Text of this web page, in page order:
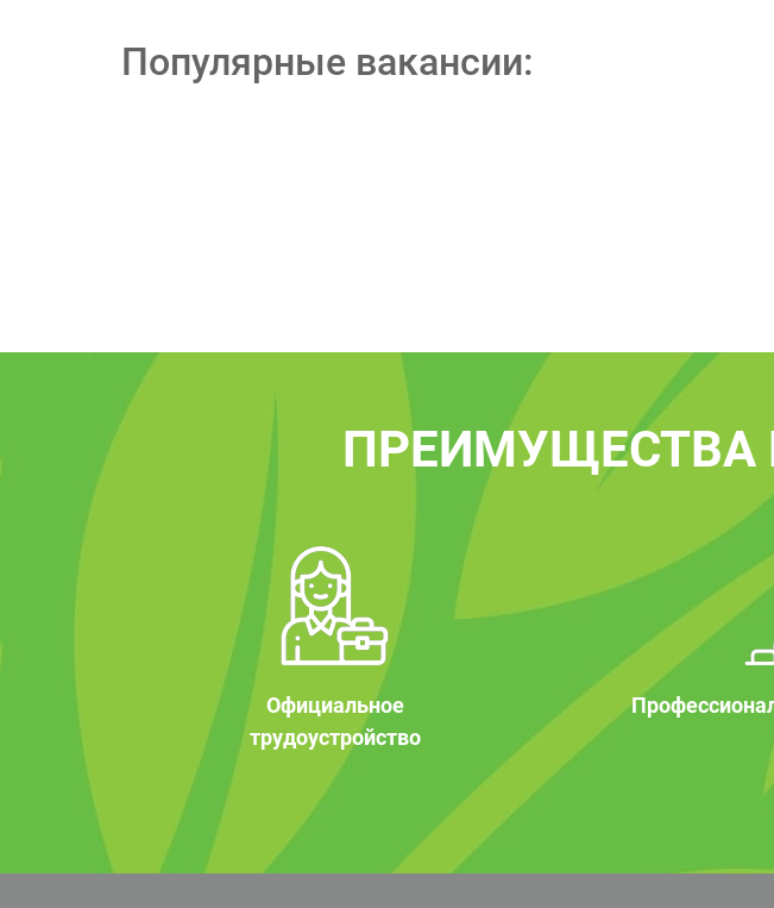
Популярные вакансии:
ПРЕИМУЩЕСТВА
Официальное
трудоустройство